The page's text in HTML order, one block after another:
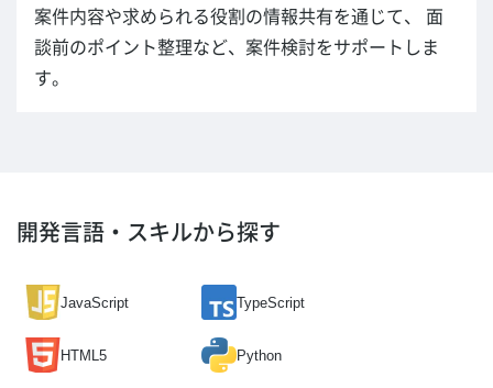
案件内容や求められる役割の情報共有を通じて、 面
談前のポイント整理など、案件検討をサポートしま
す。
開発言語・スキルから探す
JavaScript TypeScript
HTML5 Python